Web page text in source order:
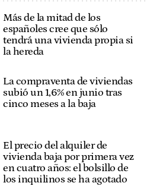
Más de la mitad de los
españoles cree que sólo
tendrá una vivienda propia si
la hereda
La compraventa de viviendas
subió un 1,6% en junio tras
cinco meses a la baja
El precio del alquiler de
vivienda baja por primera vez
en cuatro años: el bolsillo de
los inquilinos se ha agotado